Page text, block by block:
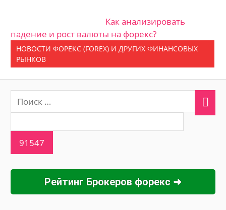
Как анализировать
падение и рост валюты на форекс?
НОВОСТИ ФОРЕКС (FOREX) И ДРУГИХ ФИНАНСОВЫХ
РЫНКОВ
Рейтинг Брокеров форекс ➜